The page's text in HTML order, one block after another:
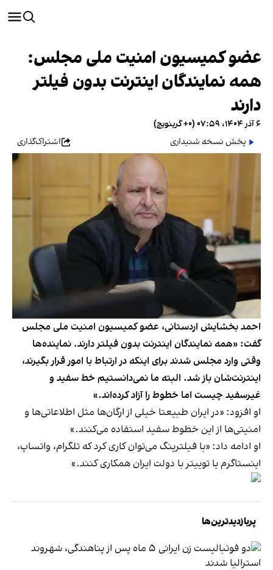
عضو کمیسیون امنیت ملی مجلس:
همه نمایندگان اینترنت بدون فیلتر
دارند
۶ آذر ۱۴۰۴، ۰۷:۵۹ (‎+۰ گرینویچ)
پخش نسخه شنیداری
اشتراک‌گذاری
احمد بخشایش اردستانی، عضو کمیسیون امنیت ملی مجلس
گفت: «همه نمایندگان اینترنت بدون فیلتر دارند. نماینده‌ها
وقتی وارد مجلس شدند برای اینکه در ارتباط با امور قرار بگیرند،
اینترنت‌شان باز شد. البته ما نمی‌دانستیم خط سفید و
غیرسفید چیست اما خطوط را آزاد کرده‌اند.»
او افزود: «در ایران طبیعتا خیلی از ارگان‌ها مثل اطلاعاتی‌ها و
امنیتی‌ها از این خطوط سفید استفاده می‌کنند.»
او ادامه داد: «با فیلترینگ می‌توان کاری کرد که تلگرام، واتساپ،
اینستاگرم یا توییتر با دولت ایران همکاری کنند.»
پربازدیدترین‌ها